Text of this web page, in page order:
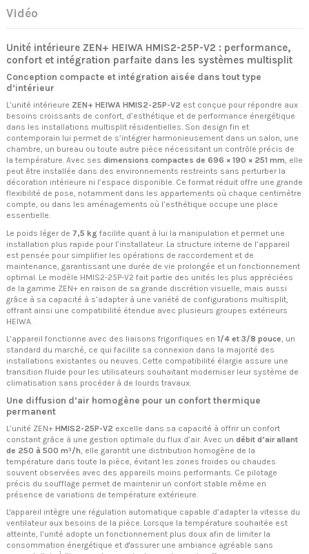
Vidéo
Unité intérieure ZEN+ HEIWA HMIS2-25P-V2 : performance,
confort et intégration parfaite dans les systèmes multisplit
Conception compacte et intégration aisée dans tout type
d’intérieur
L’unité intérieure ZEN+ HEIWA HMIS2-25P-V2 est conçue pour répondre aux
besoins croissants de confort, d’esthétique et de performance énergétique
dans les installations multisplit résidentielles. Son design fin et
contemporain lui permet de s’intégrer harmonieusement dans un salon, une
chambre, un bureau ou toute autre pièce nécessitant un contrôle précis de
la température. Avec ses dimensions compactes de 696 × 190 × 251 mm, elle
peut être installée dans des environnements restreints sans perturber la
décoration intérieure ni l’espace disponible. Ce format réduit offre une grande
flexibilité de pose, notamment dans les appartements où chaque centimètre
compte, ou dans les aménagements où l’esthétique occupe une place
essentielle.
Le poids léger de 7,5 kg facilite quant à lui la manipulation et permet une
installation plus rapide pour l’installateur. La structure interne de l’appareil
est pensée pour simplifier les opérations de raccordement et de
maintenance, garantissant une durée de vie prolongée et un fonctionnement
optimal. Le modèle HMIS2-25P-V2 fait partie des unités les plus appréciées
de la gamme ZEN+ en raison de sa grande discrétion visuelle, mais aussi
grâce à sa capacité à s’adapter à une variété de configurations multisplit,
offrant ainsi une compatibilité étendue avec plusieurs groupes extérieurs
HEIWA.
L’appareil fonctionne avec des liaisons frigorifiques en 1/4 et 3/8 pouce, un
standard du marché, ce qui facilite sa connexion dans la majorité des
installations existantes ou neuves. Cette compatibilité élargie assure une
transition fluide pour les utilisateurs souhaitant moderniser leur système de
climatisation sans procéder à de lourds travaux.
Une diffusion d’air homogène pour un confort thermique
permanent
L’unité ZEN+ HMIS2-25P-V2 excelle dans sa capacité à offrir un confort
constant grâce à une gestion optimale du flux d’air. Avec un débit d’air allant
de 250 à 500 m³/h , elle garantit une distribution homogène de la
température dans toute la pièce, évitant les zones froides ou chaudes
souvent observées avec des appareils moins performants. Ce pilotage
précis du soufflage permet de maintenir un confort stable même en
présence de variations de température extérieure.
L'appareil intègre une régulation automatique capable d’adapter la vitesse du
ventilateur aux besoins de la pièce. Lorsque la température souhaitée est
atteinte, l’unité adopte un fonctionnement plus doux afin de limiter la
consommation énergétique et d'assurer une ambiance agréable sans